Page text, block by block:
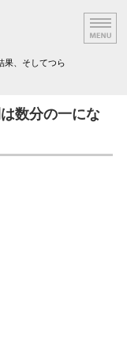
果、そしてつら
数分の一にな